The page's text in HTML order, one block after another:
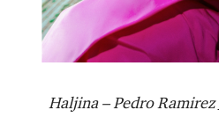
Haljina – Pedro Ramirez